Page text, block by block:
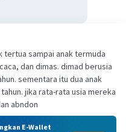
tertua sampai anak termuda
dan dimas. dimad berusia
sementara itu dua anak
jika rata-rata usia mereka
abndon
E-Wallet